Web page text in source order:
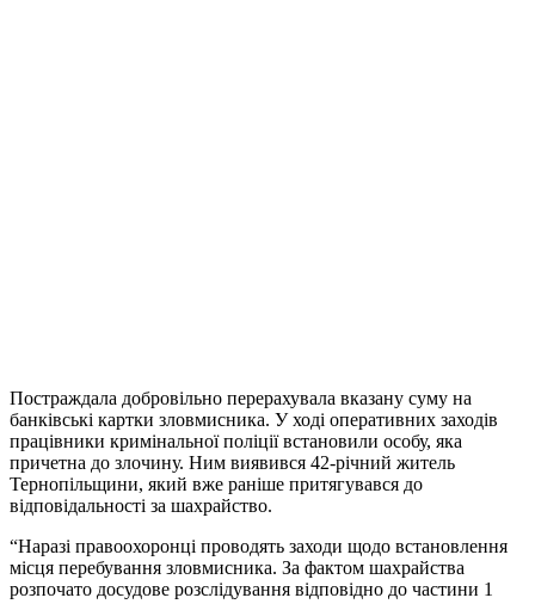
Постраждала добровільно перерахувала вказану суму на
банківські картки зловмисника. У ході оперативних заходів
працівники кримінальної поліції встановили особу, яка
причетна до злочину. Ним виявився 42-річний житель
Тернопільщини, який вже раніше притягувався до
відповідальності за шахрайство.
“Наразі правоохоронці проводять заходи щодо встановлення
місця перебування зловмисника. За фактом шахрайства
розпочато досудове розслідування відповідно до частини 1